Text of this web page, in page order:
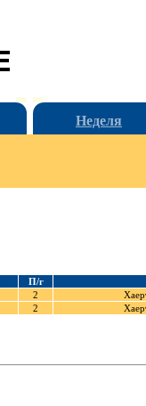
Неделя
П/г
2
2